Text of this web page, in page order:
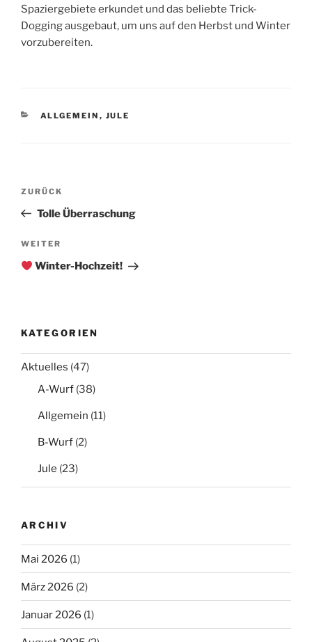
Spaziergebiete erkundet und das beliebte Trick-
Dogging ausgebaut, um uns auf den Herbst und Winter
vorzubereiten.
KATEGORIEN
ALLGEMEIN , JULE
Beitragsnavigation
Vorheriger
Beitrag
ZURÜCK
Tolle Überraschung
Nächster
Beitrag
WEITER
Winter-Hochzeit!
KATEGORIEN
Aktuelles (47)
A-Wurf (38)
Allgemein (11)
B-Wurf (2)
Jule (23)
ARCHIV
Mai 2026 (1)
März 2026 (2)
Januar 2026 (1)